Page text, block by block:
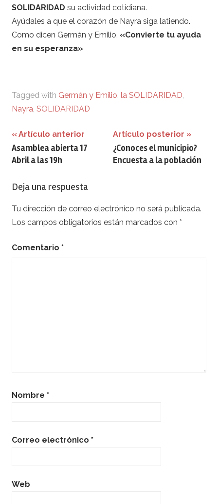
SOLIDARIDAD su actividad cotidiana.
Ayúdales a que el corazón de Nayra siga latiendo.
Como dicen Germán y Emilio, «Convierte tu ayuda
en su esperanza»
Tagged with Germán y Emilio la SOLIDARIDAD
Nayra SOLIDARIDAD
Navegación
de
Artículo anterior
Asamblea abierta 17
Abril a las 19h
Artículo posterior
¿Conoces el municipio?
Encuesta a la población
Deja una respuesta
Tu dirección de correo electrónico no será publicada.
Los campos obligatorios están marcados con *
Comentario *
Nombre *
Correo electrónico *
Web